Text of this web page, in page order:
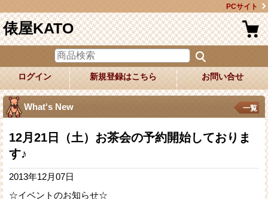
PCサイト
俵屋KATO
ログイン 新規登録はこちら お問い合せ
What's New 一覧
12月21日（土）お茶会の予約開始しておりま
す♪
2013年12月07日
☆イベントのお知らせ☆